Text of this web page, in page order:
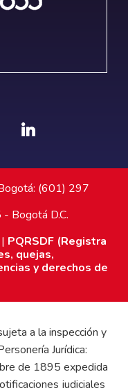
(601) 297
Bogotá D.C.
| PQRSDF (Registra
quejas,
y derechos de
a la inspección y
Jurídica:
de 1895 expedida
judiciales